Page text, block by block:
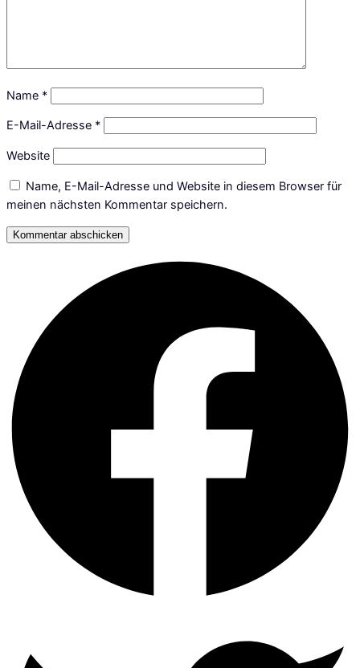
Name *
E-Mail-Adresse *
Website
Name, E-Mail-Adresse und Website in diesem Browser für
meinen nächsten Kommentar speichern.